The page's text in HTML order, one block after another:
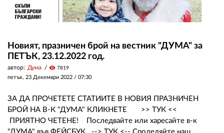
Новият, празничен брой на вестник "ДУМА" за
ПЕТЪК, 23.12.2022 год.
автор: Дума visibility 7819
петък, 23 Декември 2022 / 07:30
ЗА ДА ПРОЧЕТЕТЕ СТАТИИТЕ В НОВИЯ ПРАЗНИЧЕН
БРОЙ НА В-К "ДУМА" КЛИКНЕТЕ >> ТУК <<
ПРИЯТНО ЧЕТЕНЕ! Последвайте или харесайте в-к